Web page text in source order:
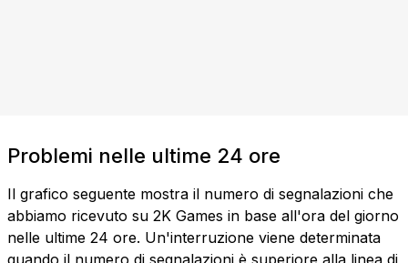
Problemi nelle ultime 24 ore
Il grafico seguente mostra il numero di segnalazioni che
abbiamo ricevuto su 2K Games in base all'ora del giorno
nelle ultime 24 ore. Un'interruzione viene determinata